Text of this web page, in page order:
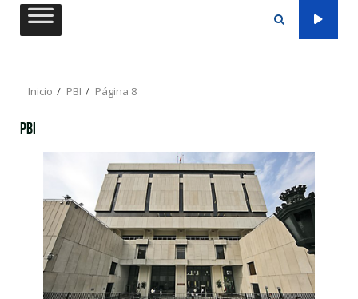
Saltar
Inicio PBI Página 8
PBI